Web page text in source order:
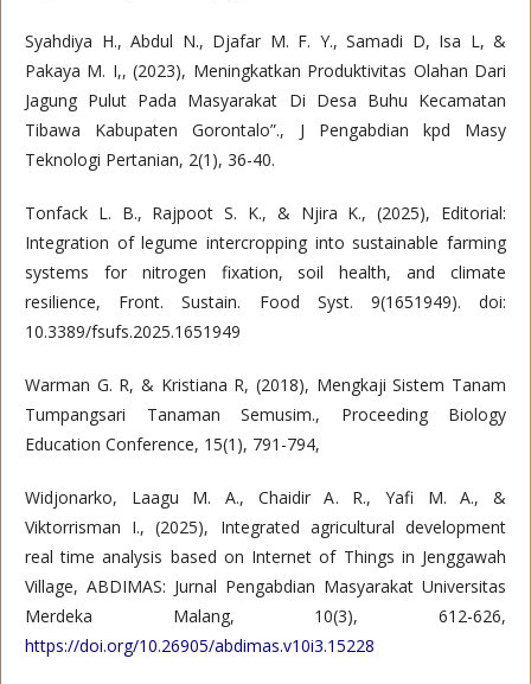
Syahdiya H., Abdul N., Djafar M. F. Y., Samadi D, Isa L, &
Pakaya M. I,, (2023), Meningkatkan Produktivitas Olahan Dari
Jagung Pulut Pada Masyarakat Di Desa Buhu Kecamatan
Tibawa Kabupaten Gorontalo”., J Pengabdian kpd Masy
Teknologi Pertanian, 2(1), 36-40.
Tonfack L. B., Rajpoot S. K., & Njira K., (2025), Editorial:
Integration of legume intercropping into sustainable farming
systems for nitrogen fixation, soil health, and climate
resilience, Front. Sustain. Food Syst. 9(1651949). doi:
10.3389/fsufs.2025.1651949
Warman G. R, & Kristiana R, (2018), Mengkaji Sistem Tanam
Tumpangsari Tanaman Semusim., Proceeding Biology
Education Conference, 15(1), 791-794,
Widjonarko, Laagu M. A., Chaidir A. R., Yafi M. A., &
Viktorrisman I., (2025), Integrated agricultural development
real time analysis based on Internet of Things in Jenggawah
Village, ABDIMAS: Jurnal Pengabdian Masyarakat Universitas
Merdeka Malang, 10(3), 612-626,
https://doi.org/10.26905/abdimas.v10i3.15228